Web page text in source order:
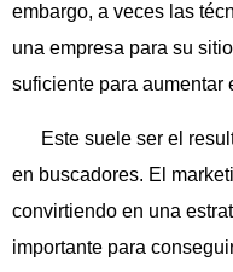
embargo, a veces las
una empresa para su
suficiente para aumentar
Este suele ser el
en buscadores. El
convirtiendo en una
importante para